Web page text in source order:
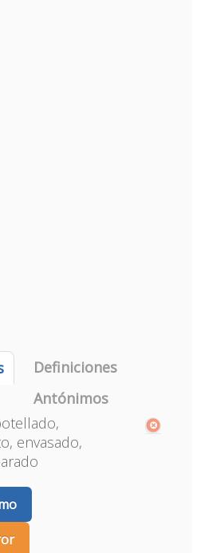
Definiciones
Antónimos
envasado,